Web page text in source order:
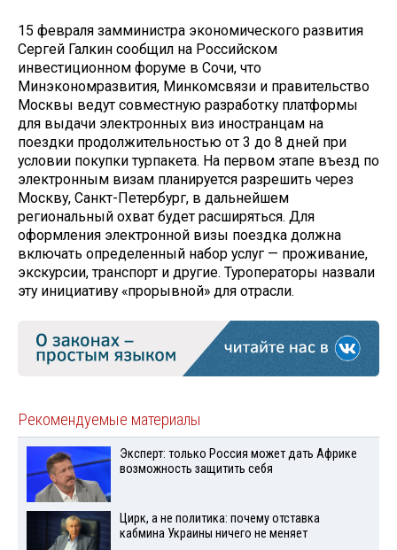
15 февраля замминистра экономического развития
Сергей Галкин сообщил на Российском
инвестиционном форуме в Сочи, что
Минэкономразвития, Минкомсвязи и правительство
Москвы ведут совместную разработку платформы
для выдачи электронных виз иностранцам на
поездки продолжительностью от 3 до 8 дней при
условии покупки турпакета. На первом этапе въезд по
электронным визам планируется разрешить через
Москву, Санкт-Петербург, в дальнейшем
региональный охват будет расширяться. Для
оформления электронной визы поездка должна
включать определенный набор услуг — проживание,
экскурсии, транспорт и другие. Туроператоры назвали
эту инициативу «прорывной» для отрасли.
Рекомендуемые материалы
Эксперт: только Россия может дать Африке
возможность защитить себя
Цирк, а не политика: почему отставка
кабмина Украины ничего не меняет